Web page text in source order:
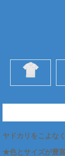
ヤドカリをこよな